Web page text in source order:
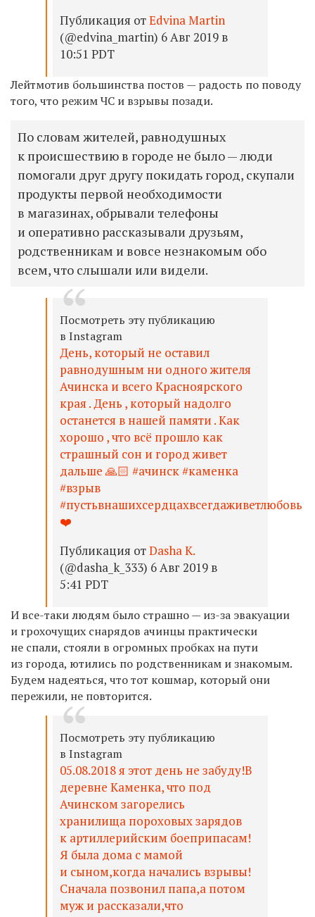
Публикация отEdvina Martin
(@edvina_martin) 6 Авг 2019 в
10:51 PDT
Лейтмотив большинства постов — радость по поводу
того, что режим ЧС и взрывы позади.
По словам жителей, равнодушных
к происшествию в городе не было — люди
помогали друг другу покидать город, скупали
продукты первой необходимости
в магазинах, обрывали телефоны
и оперативно рассказывали друзьям,
родственникам и вовсе незнакомым обо
всем, что слышали или видели.
Посмотреть эту публикацию
в Instagram
День, который не оставил
равнодушным ни одного жителя
Ачинска и всего Красноярского
края . День , который надолго
останется в нашей памяти . Как
хорошо , что всё прошло как
страшный сон и город живет
дальше 🙏🏻 #ачинск #каменка
#взрыв
#пустьвнашихсердцахвсегдаживетлюбовь
❤️
Публикация отDasha K.
(@dasha_k_333) 6 Авг 2019 в
5:41 PDT
И все-таки людям было страшно — из-за эвакуации
и грохочущих снарядов ачинцы практически
не спали, стояли в огромных пробках на пути
из города, ютились по родственникам и знакомым.
Будем надеяться, что тот кошмар, который они
пережили, не повторится.
Посмотреть эту публикацию
в Instagram
05.08.2018 я этот день не забуду!В
деревне Каменка, что под
Ачинском загорелись
хранилища пороховых зарядов
к артиллерийским боеприпасам!
Я была дома с мамой
и сыном,когда начались взрывы!
Сначала позвонил папа,а потом
муж и рассказали,что